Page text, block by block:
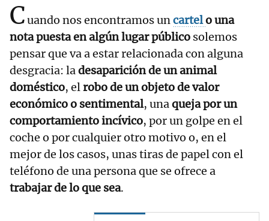
Cuando nos encontramos uncartelo una
nota puesta en algún lugar público solemos
pensar que va a estar relacionada con alguna
desgracia: ladesaparición de un animal
doméstico, elrobo de un objeto de valor
económico o sentimental, unaqueja por un
comportamiento incívico, por un golpe en el
coche o por cualquier otro motivo o, en el
mejor de los casos, unas tiras de papel con el
teléfono de una persona que se ofrece a
trabajar de lo que sea.